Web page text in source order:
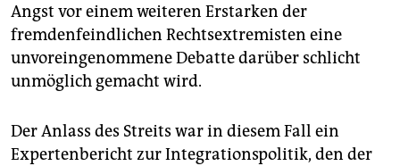
Angst vor einem weiteren Erstarken der
fremdenfeindlichen Rechtsextremisten eine
unvoreingenommene Debatte darüber schlicht
unmöglich gemacht wird.
Der Anlass des Streits war in diesem Fall ein
Expertenbericht zur Integrationspolitik, den der